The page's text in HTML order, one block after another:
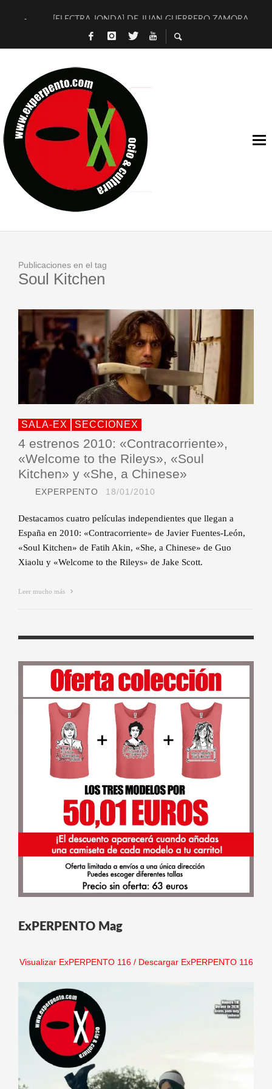
[ELECTRA JONDA] DE JUAN GUERRERO ZAMORA
TIMBRE 4, LA ESCUELA DEL DIRECTOR TEATRAL CLAUDIO
MILITARES JUDÍAS EN #EXVITA
D’BALDOMEROS REINVENTAN [BITÁCORA 3.0] EN EXVITA
MARSHALL FLASH PRESENTA EN EXVITA [RELATIVA
JOFRE BARDAGÍ EN EXVITA INTERPRETANDO A SERRAT
YORCH PRESENTA [CURSO DE ARMONÍA PERSECUTORIA]
MAGALÍ SARE NOS EXPLICA [DESCASADA]
Publicaciones en el tag
Soul Kitchen
SALA-EX SECCIONEX
4 estrenos 2010: «Contracorriente»,
«Welcome to the Rileys», «Soul
Kitchen» y «She, a Chinese»
EXPERPENTO 18/01/2010
Destacamos cuatro películas independientes que llegan a
España en 2010: «Contracorriente» de Javier Fuentes-León,
«Soul Kitchen» de Fatih Akin, «She, a Chinese» de Guo
Xiaolu y «Welcome to the Rileys» de Jake Scott.
Leer mucho más
ExPERPENTO Mag
Visualizar ExPERPENTO 116/ Descargar ExPERPENTO 116